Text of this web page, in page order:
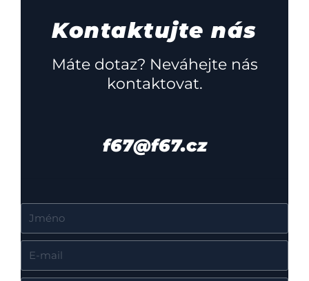
Kontaktujte nás
Máte dotaz? Neváhejte nás
kontaktovat.
f67@f67.cz